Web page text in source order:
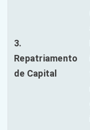
3.
Repatriamento
de Capital